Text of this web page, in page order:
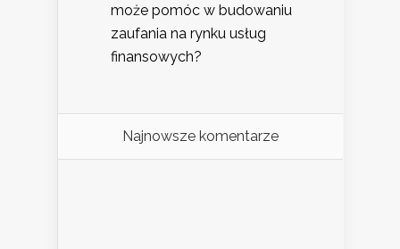
może pomóc w budowaniu
zaufania na rynku usług
finansowych?
Najnowsze komentarze